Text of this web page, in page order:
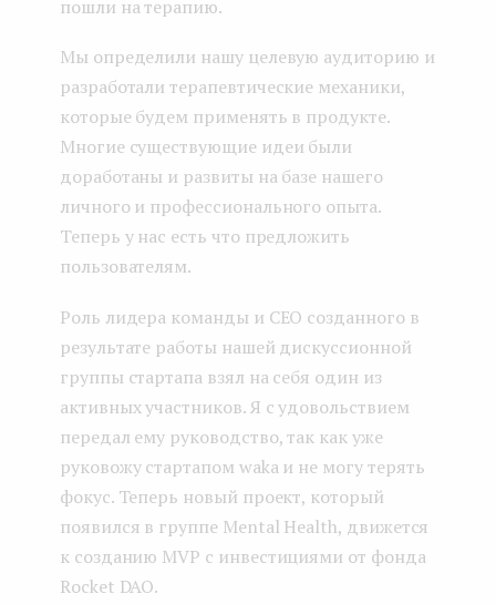
пошли на терапию.
Мы определили нашу целевую аудиторию и
разработали терапевтические механики,
которые будем применять в продукте.
Многие существующие идеи были
доработаны и развиты на базе нашего
личного и профессионального опыта.
Теперь у нас есть что предложить
пользователям.
Роль лидера команды и CEO созданного в
результате работы нашей дискуссионной
группы стартапа взял на себя один из
активных участников. Я с удовольствием
передал ему руководство, так как уже
руковожу стартапом waka и не могу терять
фокус. Теперь новый проект, который
появился в группе Mental Health, движется
к созданию MVP с инвестициями от фонда
Rocket DAO.